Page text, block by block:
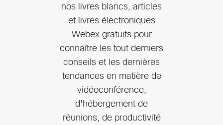
nos livres blancs, articles
et livres électroniques
Webex gratuits pour
connaître les tout derniers
conseils et les dernières
tendances en matière de
⁪vidéoconférence,
d'hébergement de
réunions, de productivité